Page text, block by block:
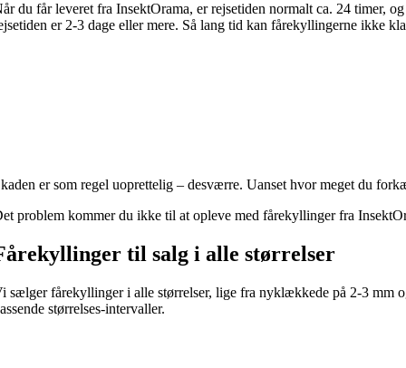
du får leveret fra InsektOrama, er rejsetiden normalt ca. 24 timer,
er 2-3 dage eller mere. Så lang tid kan fårekyllingerne ikke
er som regel uoprettelig – desværre. Uanset hvor meget du
problem kommer du ikke til at opleve med fårekyllinger fra
til salg i alle størrelser
sælger fårekyllinger i alle størrelser, lige fra nyklækkede på 2-3 mm
størrelses-intervaller.